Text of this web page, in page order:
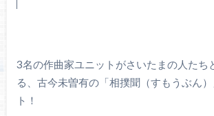
3名の作曲家ユニットがさいたまの人たち
る、古今未曽有の「相撲聞（すもうぶん
ト！